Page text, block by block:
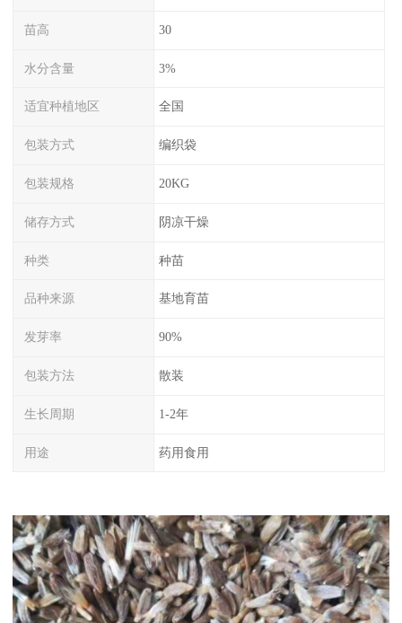
苗高 30
水分含量 3%
适宜种植地区 全国
包装方式 编织袋
包装规格 20KG
储存方式 阴凉干燥
种类 种苗
品种来源 基地育苗
发芽率 90%
包装方法 散装
生长周期 1-2年
用途 药用食用